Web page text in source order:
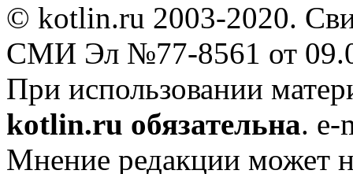
© kotlin.ru 2003-2020.
СМИ Эл №77-8561 от
При использовании
kotlin.ru обязательна. e-
Мнение редакции может